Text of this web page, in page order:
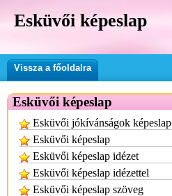
Esküvői képeslap
Vissza a főoldalra
Esküvői képeslap
Esküvői jókívánságok képeslap
Esküvői képeslap
Esküvői képeslap idézet
Esküvői képeslap idézettel
Esküvői képeslap szöveg